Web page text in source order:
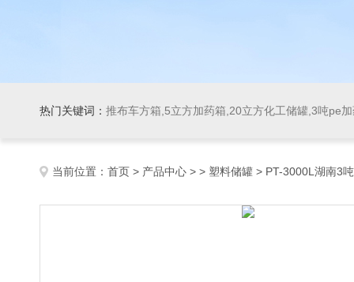
热门关键词： 推布车方箱,5立方加药箱,20立方化工储罐,3吨pe
当前位置： 首页 > 产品中心 > > 塑料储罐 > PT-3000L湖南3